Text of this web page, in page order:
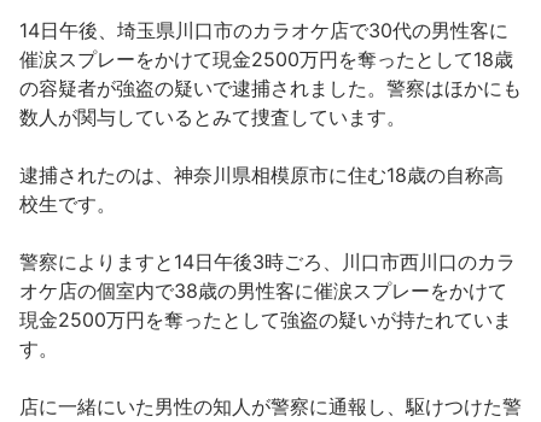
14日午後、埼玉県川口市のカラオケ店で30代の男性客に
催涙スプレーをかけて現金2500万円を奪ったとして18歳
の容疑者が強盗の疑いで逮捕されました。警察はほかにも
数人が関与しているとみて捜査しています。
逮捕されたのは、神奈川県相模原市に住む18歳の自称高
校生です。
警察によりますと14日午後3時ごろ、川口市西川口のカラ
オケ店の個室内で38歳の男性客に催涙スプレーをかけて
現金2500万円を奪ったとして強盗の疑いが持たれていま
す。
店に一緒にいた男性の知人が警察に通報し、駆けつけた警